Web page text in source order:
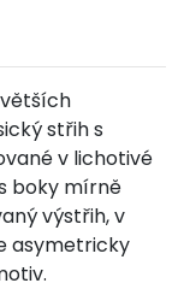
střih s
v lichotivé
boky mírně
výstřih, v
asymetricky